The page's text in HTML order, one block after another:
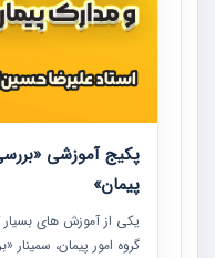
پکیج آموزشی
پیمان»
یکی از آموزش‏‏‏‏‏‏ های بسیار
گروه امور پیمان،